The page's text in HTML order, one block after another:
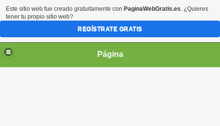
Página
Este sitio web fue creado gratuitamente con PaginaWebGratis.es. ¿Quieres
tener tu propio sitio web?
REGÍSTRATE GRATIS